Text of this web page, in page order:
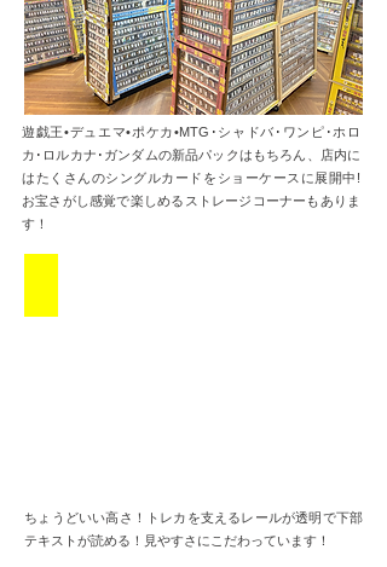
遊戯王•デュエマ•ポケカ•MTG･シャドバ･ワンピ･ホロ
カ･ロルカナ･ガンダムの新品パックはもちろん、店内に
はたくさんのシングルカードをショーケースに展開中!
お宝さがし感覚で楽しめるストレージコーナーもありま
す！
​ちょうどいい高さ！トレカを支えるレールが透明で下部
テキストが読める！見やすさにこだわっています！